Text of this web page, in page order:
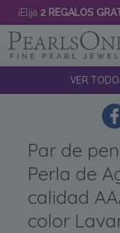
¡Elija 2 REGALOS
VER
Par de
Perla de
calidad
color